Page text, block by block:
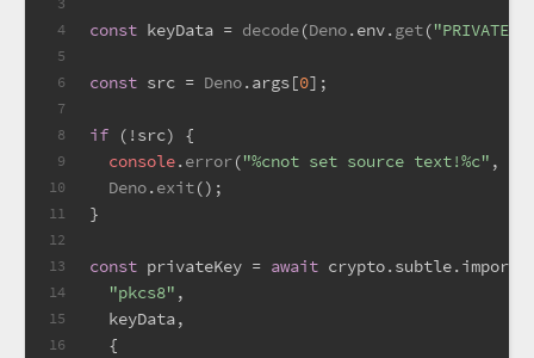
4
5
6
7
8
9
10
11
12
13
14
15
16
const keyData = decode(Deno.env.get(
const src = Deno.args[0];
if (!src) {
console.error("%cnot set source text!%c" ,
Deno.exit();
}
const privateKey = await crypto.subtle
"pkcs8" ,
  keyData,
  {